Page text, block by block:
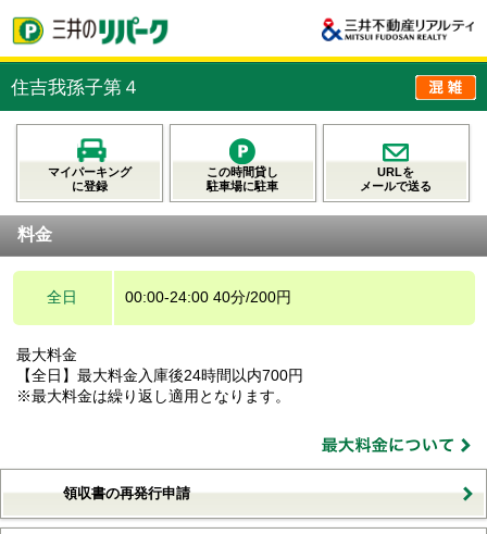
住吉我孫子第４
マイパーキング
に登録
この時間貸し
駐車場に駐車
URLを
メールで送る
料金
全日 00:00-24:00 40分/200円
最大料金
【全日】最大料金入庫後24時間以内700円
※最大料金は繰り返し適用となります。
領収書の再発行申請